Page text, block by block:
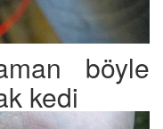
böyle
kedi